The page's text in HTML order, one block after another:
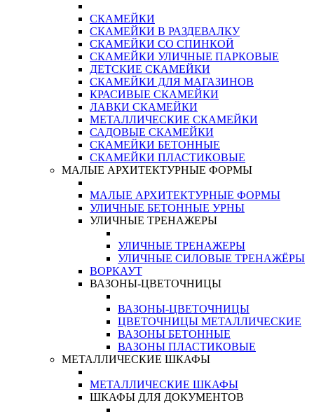
СКАМЕЙКИ
СКАМЕЙКИ В РАЗДЕВАЛКУ
СКАМЕЙКИ СО СПИНКОЙ
СКАМЕЙКИ УЛИЧНЫЕ ПАРКОВЫЕ
ДЕТСКИЕ СКАМЕЙКИ
СКАМЕЙКИ ДЛЯ МАГАЗИНОВ
КРАСИВЫЕ СКАМЕЙКИ
ЛАВКИ СКАМЕЙКИ
МЕТАЛЛИЧЕСКИЕ СКАМЕЙКИ
САДОВЫЕ СКАМЕЙКИ
СКАМЕЙКИ БЕТОННЫЕ
СКАМЕЙКИ ПЛАСТИКОВЫЕ
МАЛЫЕ АРХИТЕКТУРНЫЕ ФОРМЫ
МАЛЫЕ АРХИТЕКТУРНЫЕ ФОРМЫ
УЛИЧНЫЕ БЕТОННЫЕ УРНЫ
УЛИЧНЫЕ ТРЕНАЖЕРЫ
УЛИЧНЫЕ ТРЕНАЖЕРЫ
УЛИЧНЫЕ СИЛОВЫЕ ТРЕНАЖЁРЫ
ВОРКАУТ
ВАЗОНЫ-ЦВЕТОЧНИЦЫ
ВАЗОНЫ-ЦВЕТОЧНИЦЫ
ЦВЕТОЧНИЦЫ МЕТАЛЛИЧЕСКИЕ
ВАЗОНЫ БЕТОННЫЕ
ВАЗОНЫ ПЛАСТИКОВЫЕ
МЕТАЛЛИЧЕСКИЕ ШКАФЫ
МЕТАЛЛИЧЕСКИЕ ШКАФЫ
ШКАФЫ ДЛЯ ДОКУМЕНТОВ